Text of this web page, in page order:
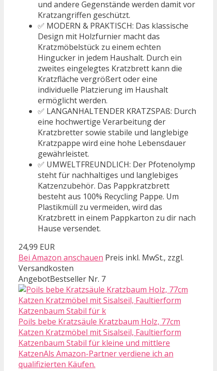
und andere Gegenstände werden damit vor
Kratzangriffen geschützt.
✅ MODERN & PRAKTISCH: Das klassische
Design mit Holzfurnier macht das
Kratzmöbelstück zu einem echten
Hingucker in jedem Haushalt. Durch ein
zweites eingelegtes Kratzbrett kann die
Kratzfläche vergrößert oder eine
individuelle Platzierung im Haushalt
ermöglicht werden.
✅ LANGANHALTENDER KRATZSPAß: Durch
eine hochwertige Verarbeitung der
Kratzbretter sowie stabile und langlebige
Kratzpappe wird eine hohe Lebensdauer
gewährleistet.
✅ UMWELTFREUNDLICH: Der Pfotenolymp
steht für nachhaltiges und langlebiges
Katzenzubehör. Das Pappkratzbrett
besteht aus 100% Recycling Pappe. Um
Plastikmüll zu vermeiden, wird das
Kratzbrett in einem Pappkarton zu dir nach
Hause versendet.
24,99 EUR
Bei Amazon anschauen Preis inkl. MwSt., zzgl.
Versandkosten
AngebotBestseller Nr. 7
Poils bebe Kratzsäule Kratzbaum Holz, 77cm
Katzen Kratzmöbel mit Sisalseil, Faultierform
Katzenbaum Stabil für kleine und mittlere
KatzenAls Amazon-Partner verdiene ich an
qualifizierten Käufen.